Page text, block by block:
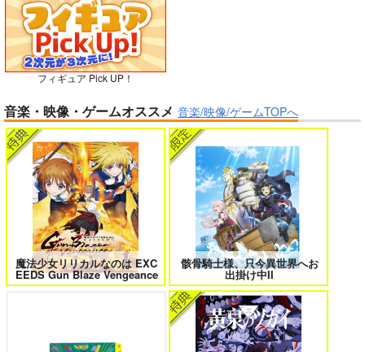
BLUE nankaAkanjin
oOMNIBUS
ハイパーソニックソウ
3,025円（税込）
Fate/Grand Order
アルジュナ
カルナ
サンプル
英雄戦記～ 10
ボクの理想の異世界生活 転生したら
ケモ耳娘だらけの世界でハーレムに
3
異世界から来た君と共に過ごす日常
2
エロゲの鬱エンドからヒロイン達を
救済したら 2
フィギュア Pick UP！
音楽・映像・ゲームオススメ 音楽/映像/ゲームTOPへ
魔法少女リリカルなのは EXC
EEDS Gun Blaze Vengeance
骸骨騎士様、只今異世界へお
出掛け中II